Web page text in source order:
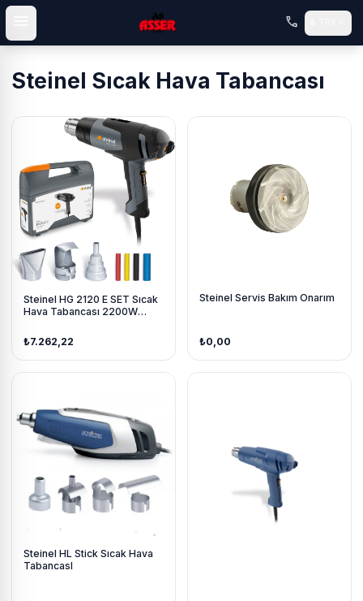
call
Steinel Sıcak Hava Tabancası
Steinel HG 2120 E SET Sıcak
Hava Tabancası 2200W
₺7.262,22
Steinel Servis Bakım Onarım
₺0,00
Steinel HL Stick Sıcak Hava
TabancasI